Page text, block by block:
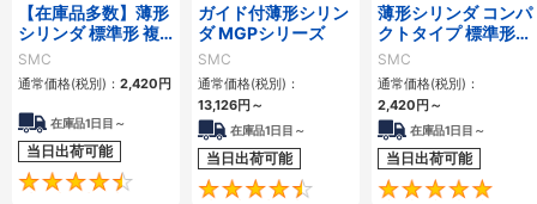
【在庫品多数】薄形
シリンダ 標準形 複
動・片ロッド CQ2
シリーズ
SMC
通常価格(税別)： 2,420円
在庫品1日目～
当日出荷可能
4.5
ガイド付薄形シリン
ダ MGPシリーズ
SMC
通常価格(税別)：
13,126円～
在庫品1日目～
当日出荷可能
4.6
薄形シリンダ コンパ
クトタイプ 標準形
複動 片ロッド CQS
シリーズ
SMC
通常価格(税別)：
2,420円～
在庫品1日目～
当日出荷可能